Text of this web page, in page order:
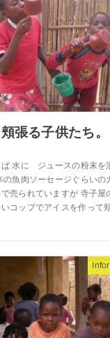
張る子供たち。
ば 水に ジュースの粉末を
魚肉ソーセージぐらいの
売られていますが 寺子屋
コップでアイスを作って